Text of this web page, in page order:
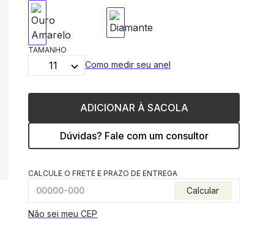
TAMANHO
11 Como medir seu anel
ADICIONAR À SACOLA
Dúvidas? Fale com um consultor
CALCULE O FRETE E PRAZO DE ENTREGA
Calcular
Não sei meu CEP